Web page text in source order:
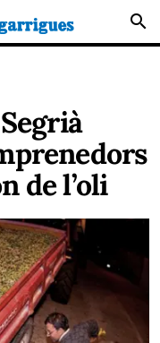
search
de l’oli